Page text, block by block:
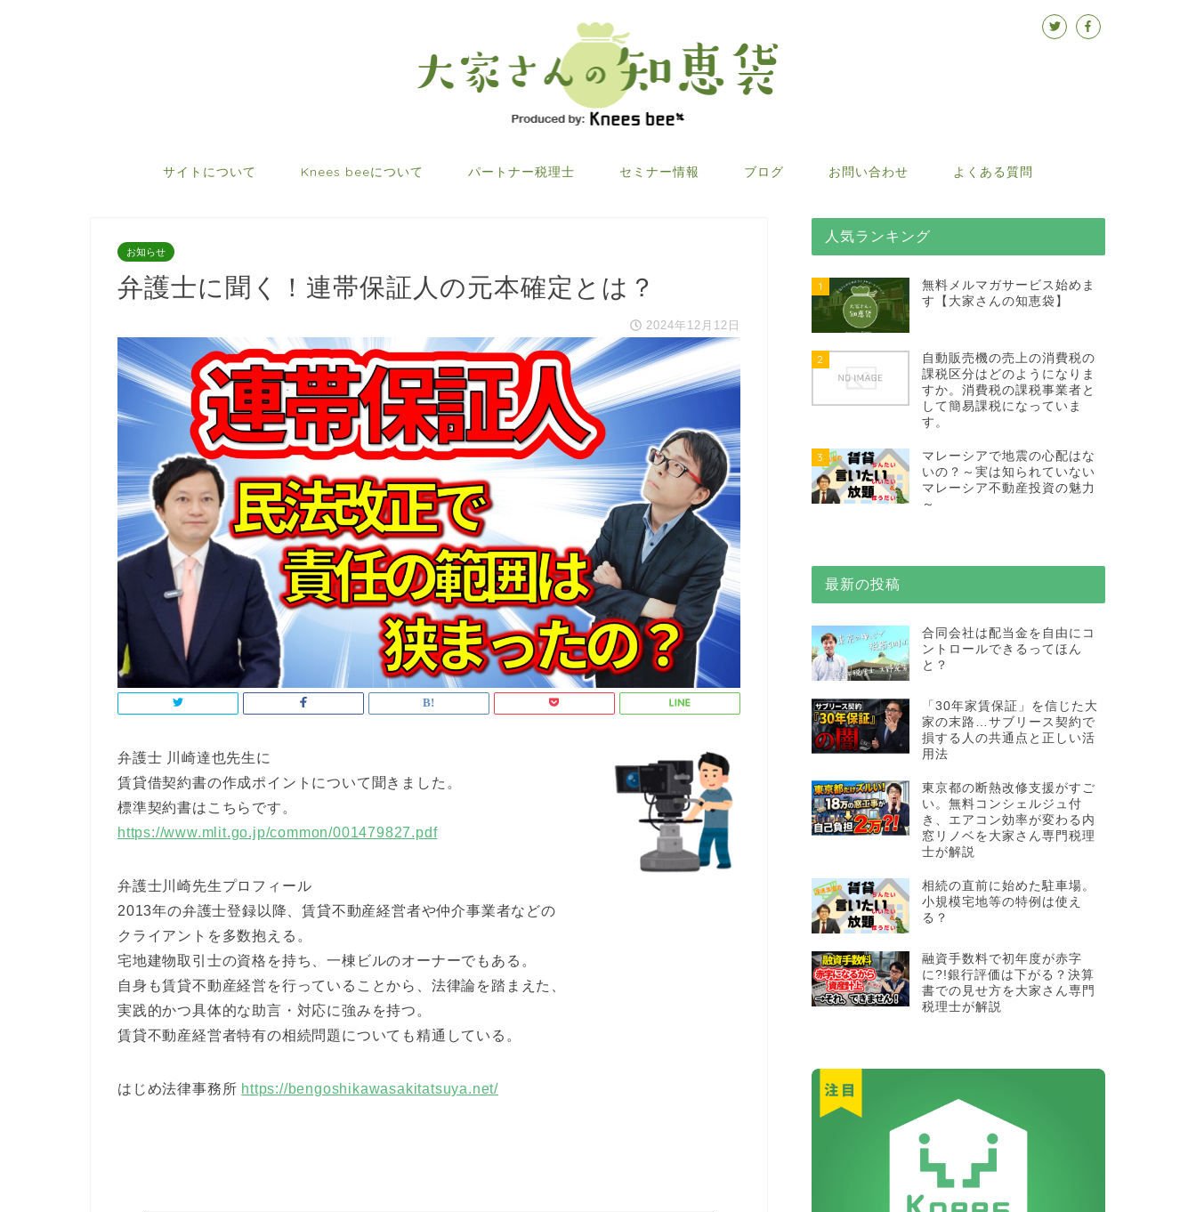
サイトについて Knees beeについて パートナー税理士 セミナー情報 ブログ お問い合わせ よくある質問
お知らせ
弁護士に聞く！連帯保証人の元本確定とは？
2024年12月12日
弁護士 川崎達也先生に
賃貸借契約書の作成ポイントについて聞きました。
標準契約書はこちらです。
https://www.mlit.go.jp/common/001479827.pdf
弁護士川崎先生プロフィール
2013年の弁護士登録以降、賃貸不動産経営者や仲介事業者などの
クライアントを多数抱える。
宅地建物取引士の資格を持ち、一棟ビルのオーナーでもある。
自身も賃貸不動産経営を行っていることから、法律論を踏まえた、
実践的かつ具体的な助言・対応に強みを持つ。
賃貸不動産経営者特有の相続問題についても精通している。
はじめ法律事務所 https://bengoshikawasakitatsuya.net/
人気ランキング
1
無料メルマガサービス始めま
す【大家さんの知恵袋】
2
自動販売機の売上の消費税の
課税区分はどのようになりま
すか。消費税の課税事業者と
して簡易課税になっていま
す。
3
マレーシアで地震の心配はな
いの？～実は知られていない
マレーシア不動産投資の魅力
～
最新の投稿
合同会社は配当金を自由にコ
ントロールできるってほん
と？
「30年家賃保証」を信じた大
家の末路…サブリース契約で
損する人の共通点と正しい活
用法
東京都の断熱改修支援がすご
い。無料コンシェルジュ付
き、エアコン効率が変わる内
窓リノベを大家さん専門税理
士が解説
相続の直前に始めた駐車場。
小規模宅地等の特例は使え
る？
融資手数料で初年度が赤字
に?!銀行評価は下がる？決算
書での見せ方を大家さん専門
税理士が解説